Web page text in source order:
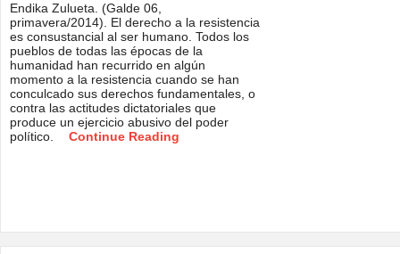
Endika Zulueta. (Galde 06,
primavera/2014). El derecho a la resistencia
es consustancial al ser humano. Todos los
pueblos de todas las épocas de la
humanidad han recurrido en algún
momento a la resistencia cuando se han
conculcado sus derechos fundamentales, o
contra las actitudes dictatoriales que
produce un ejercicio abusivo del poder
político.
Continue Reading